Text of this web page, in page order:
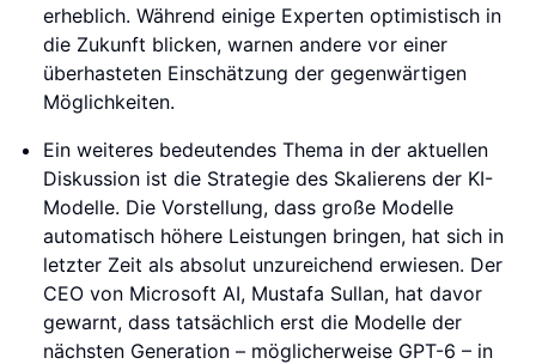
erheblich. Während einige Experten optimistisch in
die Zukunft blicken, warnen andere vor einer
überhasteten Einschätzung der gegenwärtigen
Möglichkeiten.
Ein weiteres bedeutendes Thema in der aktuellen
Diskussion ist die Strategie des Skalierens der KI-
Modelle. Die Vorstellung, dass große Modelle
automatisch höhere Leistungen bringen, hat sich in
letzter Zeit als absolut unzureichend erwiesen. Der
CEO von Microsoft AI, Mustafa Sullan, hat davor
gewarnt, dass tatsächlich erst die Modelle der
nächsten Generation – möglicherweise GPT-6 – in